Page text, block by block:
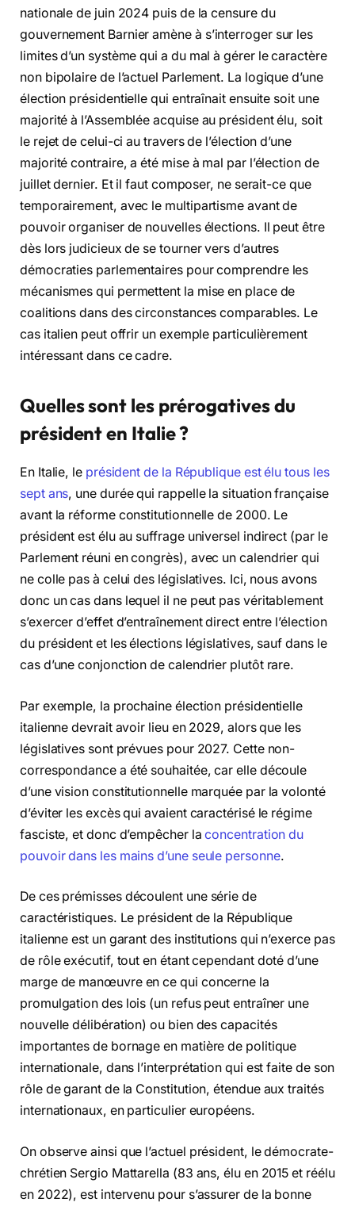
nationale de juin 2024 puis de la censure du
gouvernement Barnier amène à s’interroger sur les
limites d’un système qui a du mal à gérer le caractère
non bipolaire de l’actuel Parlement. La logique d’une
élection présidentielle qui entraînait ensuite soit une
majorité à l’Assemblée acquise au président élu, soit
le rejet de celui-ci au travers de l’élection d’une
majorité contraire, a été mise à mal par l’élection de
juillet dernier. Et il faut composer, ne serait-ce que
temporairement, avec le multipartisme avant de
pouvoir organiser de nouvelles élections. Il peut être
dès lors judicieux de se tourner vers d’autres
démocraties parlementaires pour comprendre les
mécanismes qui permettent la mise en place de
coalitions dans des circonstances comparables. Le
cas italien peut offrir un exemple particulièrement
intéressant dans ce cadre.
Quelles sont les prérogatives du
président en Italie ?
En Italie, le président de la République est élu tous les
sept ans, une durée qui rappelle la situation française
avant la réforme constitutionnelle de 2000. Le
président est élu au suffrage universel indirect (par le
Parlement réuni en congrès), avec un calendrier qui
ne colle pas à celui des législatives. Ici, nous avons
donc un cas dans lequel il ne peut pas véritablement
s’exercer d’effet d’entraînement direct entre l’élection
du président et les élections législatives, sauf dans le
cas d’une conjonction de calendrier plutôt rare.
Par exemple, la prochaine élection présidentielle
italienne devrait avoir lieu en 2029, alors que les
législatives sont prévues pour 2027. Cette non-
correspondance a été souhaitée, car elle découle
d’une vision constitutionnelle marquée par la volonté
d’éviter les excès qui avaient caractérisé le régime
fasciste, et donc d’empêcher laconcentration du
pouvoir dans les mains d’une seule personne.
De ces prémisses découlent une série de
caractéristiques. Le président de la République
italienne est un garant des institutions qui n’exerce pas
de rôle exécutif, tout en étant cependant doté d’une
marge de manœuvre en ce qui concerne la
promulgation des lois (un refus peut entraîner une
nouvelle délibération) ou bien des capacités
importantes de bornage en matière de politique
internationale, dans l’interprétation qui est faite de son
rôle de garant de la Constitution, étendue aux traités
internationaux, en particulier européens.
On observe ainsi que l’actuel président, le démocrate-
chrétien Sergio Mattarella (83 ans, élu en 2015 et réélu
en 2022), est intervenu pour s’assurer de la bonne